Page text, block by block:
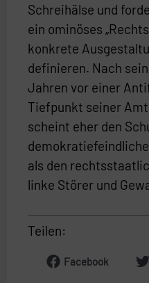
Schreihälse und
ein ominöses
konkrete
definieren. Nach
Jahren vor einer
Tiefpunkt seiner
scheint eher den
als den
linke Störer und
Teilen:
Facebook